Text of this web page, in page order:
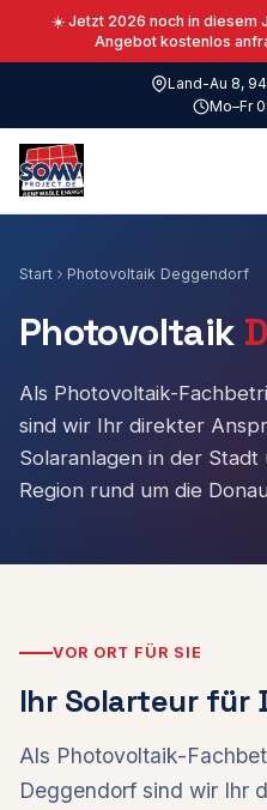
☀️ Jetzt 2026 noch in diesem
Angebot kostenlos
Land-Au 8,
Mo–Fr
Start Photovoltaik Deggendorf
Photovoltaik
Als Photovoltaik-
sind wir Ihr direkter
Solaranlagen in der
Region rund um die
VOR ORT FÜR SIE
Ihr Solarteur für
Als Photovoltaik-
Deggendorf sind wir Ihr